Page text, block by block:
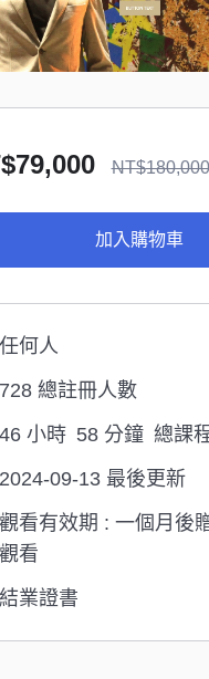
79,000 NT$180,000
加入購物車
任何人
728 總註冊人數
46小時 58分鐘 總課
2024-09-13 最後更新
觀看有效期 : 一個月後
觀看
結業證書